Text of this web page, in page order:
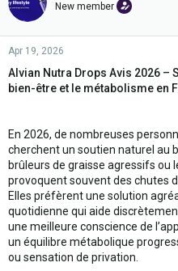
New member
Apr 19, 2026
Alvian Nutra Drops Avis 2026 –
bien-être et le métabolisme en
En 2026, de nombreuses
cherchent un soutien naturel au
brûleurs de graisse agressifs ou
provoquent souvent des chutes
Elles préfèrent une solution
quotidienne qui aide
une meilleure conscience de
un équilibre métabolique
ou sensation de privation.